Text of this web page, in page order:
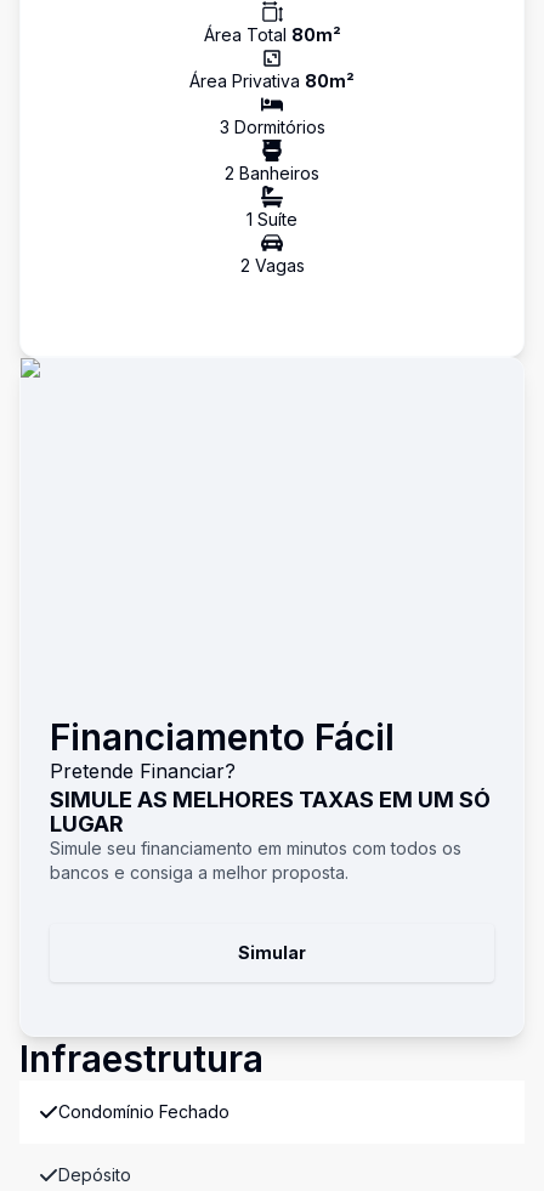
Área Total 80m²
Área Privativa 80m²
3 Dormitórios
2 Banheiros
1 Suíte
2 Vagas
Financiamento Fácil
Pretende Financiar?
SIMULE AS MELHORES TAXAS EM UM SÓ
LUGAR
Simule seu financiamento em minutos com todos os
bancos e consiga a melhor proposta.
Simular
Infraestrutura
Condomínio Fechado
Depósito